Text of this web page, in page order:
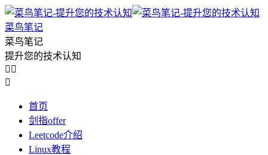
菜鸟笔记
菜鸟笔记
提升您的技术认知
 

首页
剑指offer
Leetcode介绍
Linux教程